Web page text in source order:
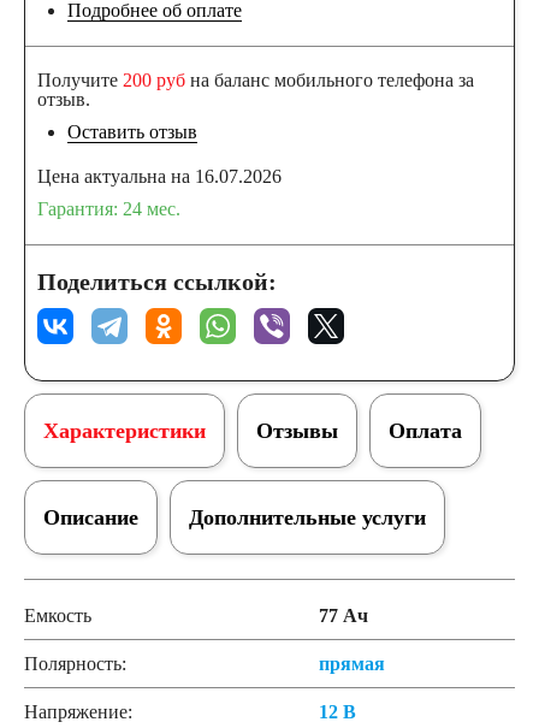
Подробнее об оплате
Получите 200 руб на баланс мобильного телефона за
отзыв.
Оставить отзыв
Цена актуальна на 16.07.2026
Гарантия: 24 мес.
Поделиться ссылкой:
Характеристики
Дополнительные услуги
Отзывы Оплата
Описание
Емкость 77 Ач
Полярность: прямая
Напряжение: 12 В